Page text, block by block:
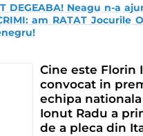
DEGEABA! Neagu n-a
am RATAT Jocurile
Cine este Florin
convocat in
echipa
Ionut Radu a
de a pleca din